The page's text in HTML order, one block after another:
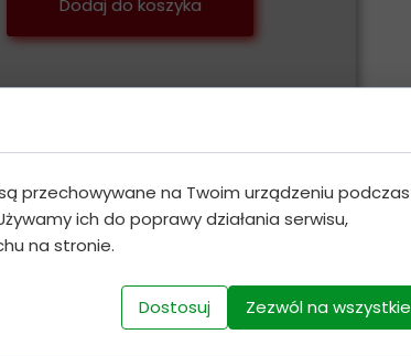
Dodaj do koszyka
Bestsellery
przechowywane na Twoim urządzeniu podczas
ich do poprawy działania serwisu,
na stronie.
Dostosuj Zezwól na wszystkie